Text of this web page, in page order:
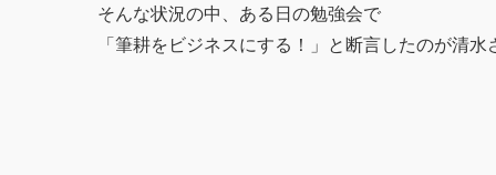
そんな状況の中、ある日の勉強会で
「筆耕をビジネスにする！」と断言したのが清水